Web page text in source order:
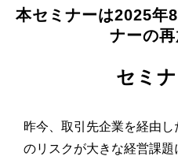
本セミナーは2025年
ナーの
セミ
昨今、取引先企業を経由
のリスクが大きな経営課題